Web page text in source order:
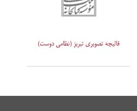
قالیچه تصویری تبریز (نظامی دوست)